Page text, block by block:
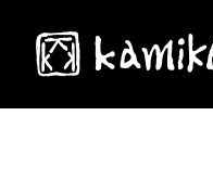
TOP > 施術事